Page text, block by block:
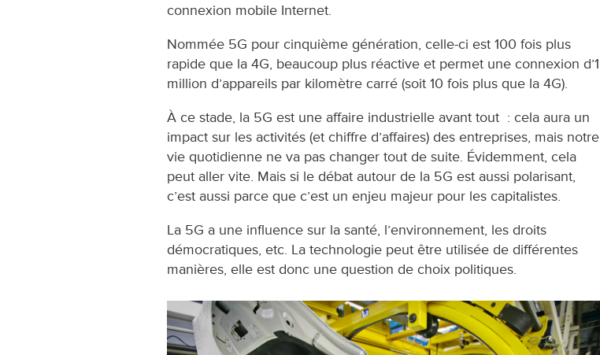
connexion mobile Internet.
Nommée 5G pour cinquième génération, celle-ci est 100 fois plus
rapide que la 4G, beaucoup plus réactive et permet une connexion d’1
million d’appareils par kilomètre carré (soit 10 fois plus que la 4G).
À ce stade, la 5G est une affaire industrielle avant tout : cela aura un
impact sur les activités (et chiffre d’affaires) des entreprises, mais notre
vie quotidienne ne va pas changer tout de suite. Évidemment, cela
peut aller vite. Mais si le débat autour de la 5G est aussi polarisant,
c’est aussi parce que c’est un enjeu majeur pour les capitalistes.
La 5G a une influence sur la santé, l’environnement, les droits
démocratiques, etc. La technologie peut être utilisée de différentes
manières, elle est donc une question de choix politiques.